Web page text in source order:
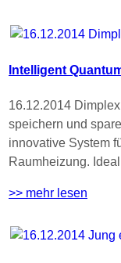
Intelligent
16.12.2014
speichern und
innovative System
Raumheizung.
>> mehr lesen